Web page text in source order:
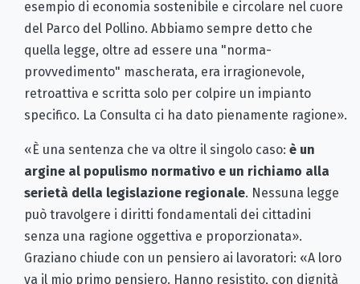
esempio di economia sostenibile e circolare nel cuore
del Parco del Pollino. Abbiamo sempre detto che
quella legge, oltre ad essere una "norma-
provvedimento" mascherata, era irragionevole,
retroattiva e scritta solo per colpire un impianto
specifico. La Consulta ci ha dato pienamente ragione».
«È una sentenza che va oltre il singolo caso: è un
argine al populismo normativo e un richiamo alla
serietà della legislazione regionale. Nessuna legge
può travolgere i diritti fondamentali dei cittadini
senza una ragione oggettiva e proporzionata».
Graziano chiude con un pensiero ai lavoratori: «A loro
va il mio primo pensiero. Hanno resistito, con dignità